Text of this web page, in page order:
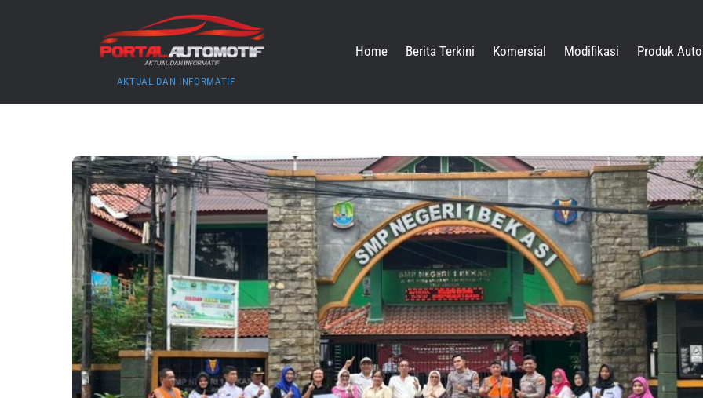
AKTUAL DAN INFORMATIF
Home Berita Terkini Komersial Modifikasi Produk